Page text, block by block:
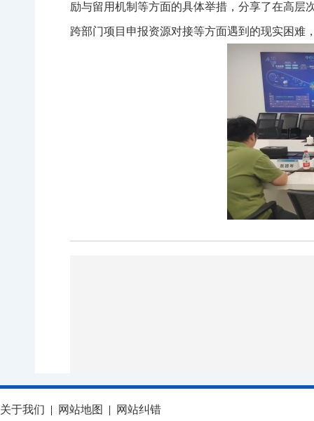
励与留用机制等方面的具体举措，分享了在高层
跨部门项目申报资源对接等方面遇到的现实困难
关于我们 | 网站地图 | 网站纠错